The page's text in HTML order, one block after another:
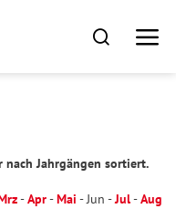
Jahrgängen sortiert.
-Apr-Mai -Jun -Jul-Aug